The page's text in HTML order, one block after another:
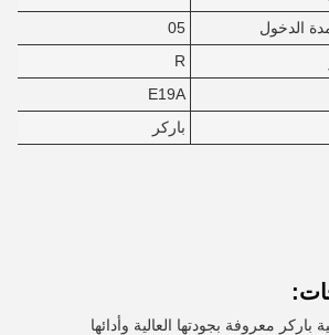
الدخول
05
R
E19A
باركر
باركر معروفة بجودتها العالية وأدائها